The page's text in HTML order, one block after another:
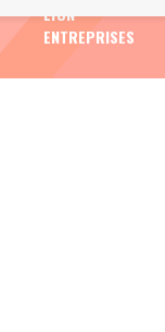
LYON
ENTREPRISES